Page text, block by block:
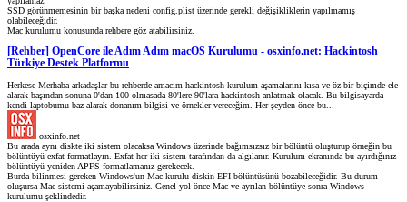
SSD görünmemesinin bir başka nedeni config.plist üzerinde gerekli değişikliklerin yapılmamış
olabileceğidir.
Mac kurulumu konusunda rehbere göz atabilirsiniz.
[Rehber] OpenCore ile Adım Adım macOS Kurulumu - osxinfo.net: Hackintosh
Türkiye Destek Platformu
Herkese Merhaba arkadaşlar bu rehberde amacım hackintosh kurulum aşamalarını kısa ve öz bir biçimde ele
alarak başından sonuna 0'dan 100 olmasada 80'lere 90'lara hackintosh anlatmak olacak. Bu bilgisayarda
kendi laptobumu baz alarak donanım bilgisi ve örnekler vereceğim. Her şeyden önce bu...
osxinfo.net
Bu arada aynı diskte iki sistem olacaksa Windows üzerinde bağımsızsız bir bölüntü oluşturup örneğin bu
bölüntüyü exfat formatlayın. Exfat her iki sistem tarafından da algılanır. Kurulum ekranında bu ayırdığınız
bölüntüyü yeniden APFS formatlamanız gerekecek.
Burda bilinmesi gereken Windows'un Mac kurulu diskin EFI bölüntüsünü bozabileceğidir. Bu durum
oluşursa Mac sistemi açamayabilirsiniz. Genel yol önce Mac ve ayrılan bölüntüye sonra Windows
kurulumu şeklindedir.